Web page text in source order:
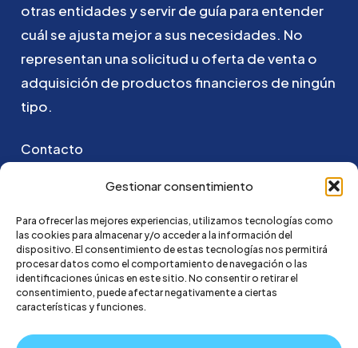
Gestionar consentimiento
Para ofrecer las mejores experiencias, utilizamos tecnologías como
las cookies para almacenar y/o acceder a la información del
dispositivo. El consentimiento de estas tecnologías nos permitirá
procesar datos como el comportamiento de navegación o las
identificaciones únicas en este sitio. No consentir o retirar el
consentimiento, puede afectar negativamente a ciertas
características y funciones.
otras entidadesyservirde guía para entender
cuálse ajusta mejorasus necesidades. No
representan unasolicitud u oferta deventa o
adquisición de productosfinancieros de ningún
tipo.
Contacto
Puedes ponerte en contacto con nosotros
hola@credi4me.com